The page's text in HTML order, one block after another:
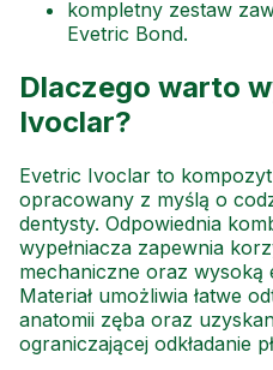
kompletny zestaw
Evetric Bond.
Dlaczego warto
Ivoclar?
Evetric Ivoclar to
opracowany z myślą o
dentysty. Odpowiednia
wypełniacza zapewnia
mechaniczne oraz wysoką
Materiał umożliwia łatwe
anatomii zęba oraz
ograniczającej odkładanie